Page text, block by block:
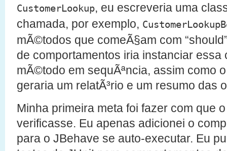
CustomerLookup, eu escreveria uma
chamada, por exemplo,
mÃ©todos que comeÃ§am com
de comportamentos iria instanciar essa
mÃ©todo em sequÃªncia, assim como
geraria um relatÃ³rio e um resumo das
Minha primeira meta foi fazer com que
verificasse. Eu apenas adicionei o
para o JBehave se auto-executar. Eu